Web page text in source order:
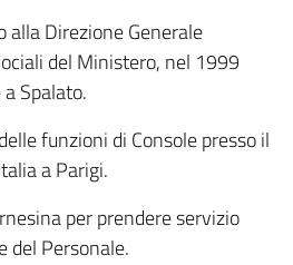
alla Direzione Generale
del Ministero, nel 1999
Spalato.
funzioni di Console presso il
a Parigi.
per prendere servizio
del Personale.